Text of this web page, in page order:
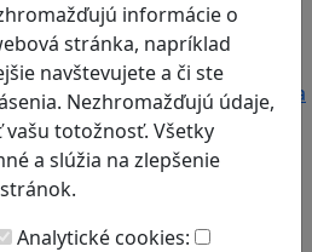
informácie o
stránka, napríklad
navštevujete a či ste
Nezhromažďujú údaje,
totožnosť. Všetky
a slúžia na zlepšenie
Analytické cookies:
ako sa hrať
nastavovať